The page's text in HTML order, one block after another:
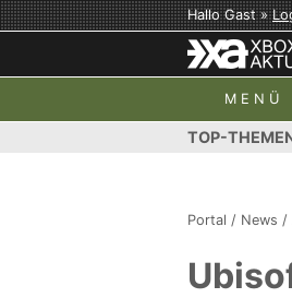
Hallo Gast »
MENÜ
TOP-
Portal / News /